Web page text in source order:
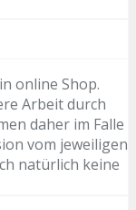
online Shop.
Arbeit durch
daher im Falle
vom jeweiligen
natürlich keine